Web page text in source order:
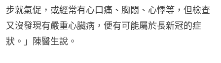
步就氣促，或經常有心口痛、胸悶、心悸等，但檢查
又沒發現有嚴重心臟病，便有可能屬於長新冠的症
狀。」陳醫生說。